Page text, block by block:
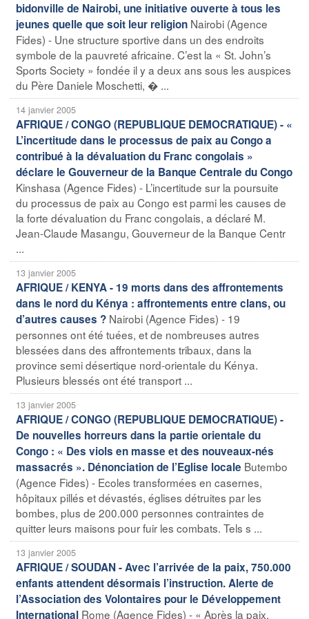
bidonville de Nairobi, une initiative ouverte à tous les
jeunes quelle que soit leur religion Nairobi (Agence
Fides) - Une structure sportive dans un des endroits
symbole de la pauvreté africaine. C’est la « St. John’s
Sports Society » fondée il y a deux ans sous les auspices
du Père Daniele Moschetti, � ...
14 janvier 2005
AFRIQUE / CONGO (REPUBLIQUE DEMOCRATIQUE) - «
L’incertitude dans le processus de paix au Congo a
contribué à la dévaluation du Franc congolais »
déclare le Gouverneur de la Banque Centrale du Congo
Kinshasa (Agence Fides) - L’incertitude sur la poursuite
du processus de paix au Congo est parmi les causes de
la forte dévaluation du Franc congolais, a déclaré M.
Jean-Claude Masangu, Gouverneur de la Banque Centr
...
13 janvier 2005
AFRIQUE / KENYA - 19 morts dans des affrontements
dans le nord du Kénya : affrontements entre clans, ou
d’autres causes ? Nairobi (Agence Fides) - 19
personnes ont été tuées, et de nombreuses autres
blessées dans des affrontements tribaux, dans la
province semi désertique nord-orientale du Kénya.
Plusieurs blessés ont été transport ...
13 janvier 2005
AFRIQUE / CONGO (REPUBLIQUE DEMOCRATIQUE) -
De nouvelles horreurs dans la partie orientale du
Congo : « Des viols en masse et des nouveaux-nés
massacrés ». Dénonciation de l’Eglise locale Butembo
(Agence Fides) - Ecoles transformées en casernes,
hôpitaux pillés et dévastés, églises détruites par les
bombes, plus de 200.000 personnes contraintes de
quitter leurs maisons pour fuir les combats. Tels s ...
13 janvier 2005
AFRIQUE / SOUDAN - Avec l’arrivée de la paix, 750.000
enfants attendent désormais l’instruction. Alerte de
l’Association des Volontaires pour le Développement
International Rome (Agence Fides) - « Après la paix,